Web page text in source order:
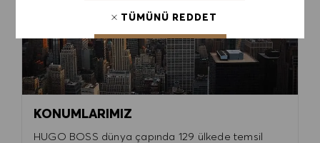
ÇEREZ TERCIHLERI
TÜMÜNÜ REDDET
KONUMLARIMIZ
HUGO BOSS dünya çapında 129 ülkede temsil